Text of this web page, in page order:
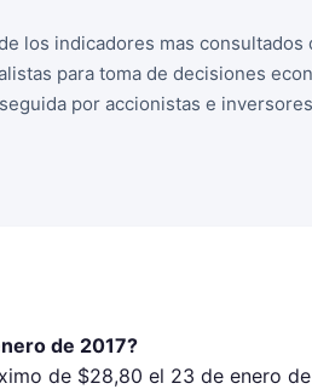
los indicadores mas consultados
para toma de decisiones
por accionistas e
de 2017?
de $28,80 el 23 de enero de